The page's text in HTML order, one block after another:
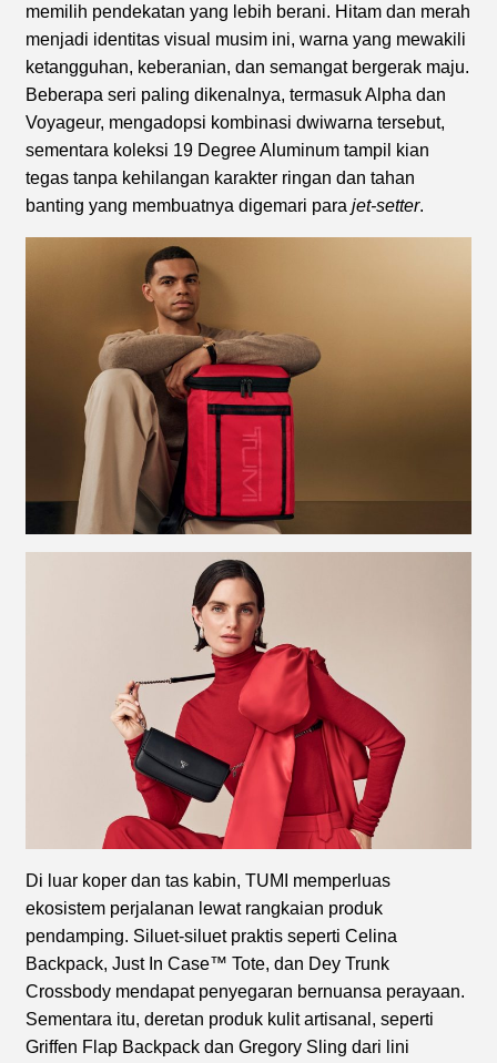
memilih pendekatan yang lebih berani. Hitam dan merah
menjadi identitas visual musim ini, warna yang mewakili
ketangguhan, keberanian, dan semangat bergerak maju.
Beberapa seri paling dikenalnya, termasuk Alpha dan
Voyageur, mengadopsi kombinasi dwiwarna tersebut,
sementara koleksi 19 Degree Aluminum tampil kian
tegas tanpa kehilangan karakter ringan dan tahan
banting yang membuatnya digemari para jet-setter.
Di luar koper dan tas kabin, TUMI memperluas
ekosistem perjalanan lewat rangkaian produk
pendamping. Siluet-siluet praktis seperti Celina
Backpack, Just In Case™ Tote, dan Dey Trunk
Crossbody mendapat penyegaran bernuansa perayaan.
Sementara itu, deretan produk kulit artisanal, seperti
Griffen Flap Backpack dan Gregory Sling dari lini